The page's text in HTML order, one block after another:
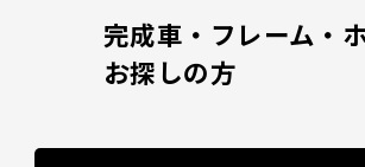
完成車・フレーム・
お探しの方